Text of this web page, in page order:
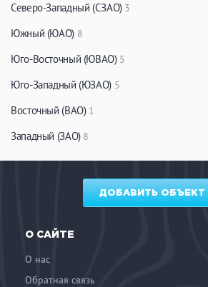
Северо-Западный (СЗАО) 3
Южный (ЮАО) 8
Юго-Восточный (ЮВАО) 5
Юго-Западный (ЮЗАО) 5
Восточный (ВАО) 1
Западный (ЗАО) 8
ДОБАВИТЬ ОБЪЕКТ
О САЙТЕ
О нас
Обратная связь